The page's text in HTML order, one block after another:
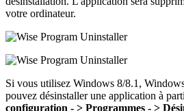
votre ordinateur.
Si vous utilisez Windows 8/8.1,
pouvez désinstaller une application à
configuration - > Programmes - >